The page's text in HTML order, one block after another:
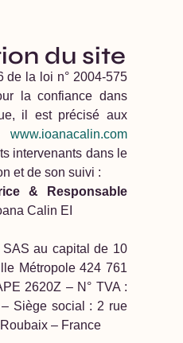
du site
de la loi n° 2004-575
la confiance dans
il est précisé aux
www.ioanacalin.com
intervenants dans le
et de son suivi :
& Responsable
Calin EI
SAS au capital de 10
Métropole 424 761
2620Z – N° TVA :
Siège social : 2 rue
– France